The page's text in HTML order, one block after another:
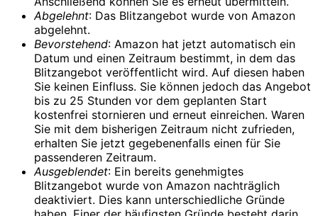
Abgelehnt: Das Blitzangebot wurde von Amazon
abgelehnt.
Bevorstehend: Amazon hat jetzt automatisch ein
Datum und einen Zeitraum bestimmt, in dem das
Blitzangebot veröffentlicht wird. Auf diesen haben
Sie keinen Einfluss. Sie können jedoch das Angebot
bis zu 25 Stunden vor dem geplanten Start
kostenfrei stornieren und erneut einreichen. Waren
Sie mit dem bisherigen Zeitraum nicht zufrieden,
erhalten Sie jetzt gegebenenfalls einen für Sie
passenderen Zeitraum.
Ausgeblendet: Ein bereits genehmigtes
Blitzangebot wurde von Amazon nachträglich
deaktiviert. Dies kann unterschiedliche Gründe